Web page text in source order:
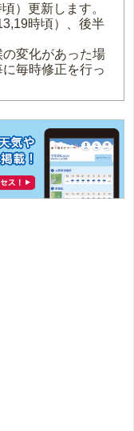
）更新します。
時頃）、後半
変化があった場
毎時修正を行っ